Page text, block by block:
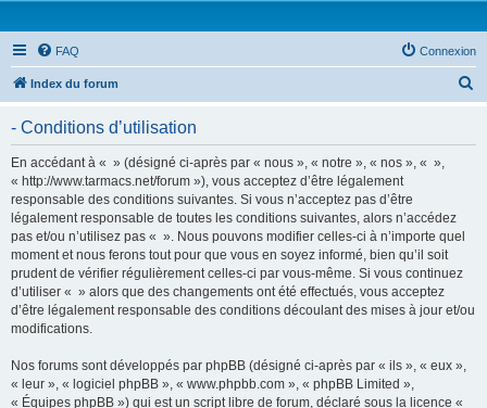
FAQ Connexion
Index du forum
- Conditions d’utilisation
En accédant à « » (désigné ci-après par « nous », « notre », « nos », « »,
« http://www.tarmacs.net/forum »), vous acceptez d’être légalement
responsable des conditions suivantes. Si vous n’acceptez pas d’être
légalement responsable de toutes les conditions suivantes, alors n’accédez
pas et/ou n’utilisez pas « ». Nous pouvons modifier celles-ci à n’importe quel
moment et nous ferons tout pour que vous en soyez informé, bien qu’il soit
prudent de vérifier régulièrement celles-ci par vous-même. Si vous continuez
d’utiliser « » alors que des changements ont été effectués, vous acceptez
d’être légalement responsable des conditions découlant des mises à jour et/ou
modifications.
Nos forums sont développés par phpBB (désigné ci-après par « ils », « eux »,
« leur », « logiciel phpBB », « www.phpbb.com », « phpBB Limited »,
« Équipes phpBB ») qui est un script libre de forum, déclaré sous la licence «